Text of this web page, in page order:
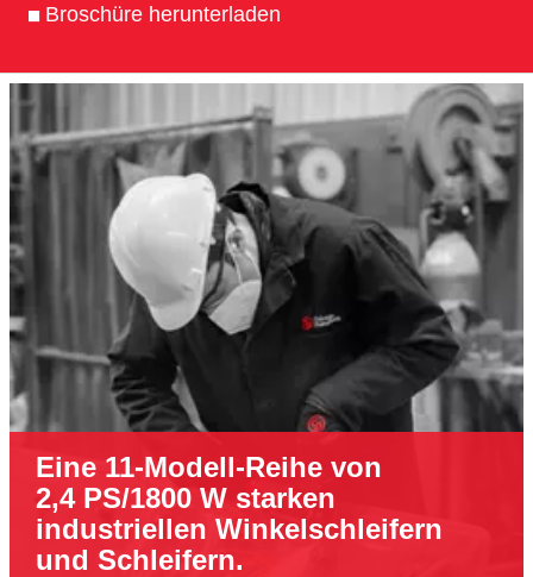
Broschüre herunterladen
Eine 11-Modell-Reihe von
2,4 PS/1800 W starken
industriellen Winkelschleifern
und Schleifern.
Für schwere industrielle Anwendungen, die ein